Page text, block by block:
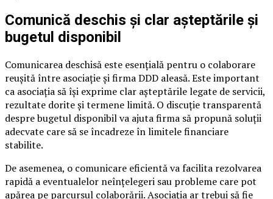
Comunică deschis și clar așteptările și
bugetul disponibil
Comunicarea deschisă este esențială pentru o colaborare
reușită între asociație și firma DDD aleasă. Este important
ca asociația să își exprime clar așteptările legate de servicii,
rezultate dorite și termene limită. O discuție transparentă
despre bugetul disponibil va ajuta firma să propună soluții
adecvate care să se încadreze în limitele financiare
stabilite.
De asemenea, o comunicare eficientă va facilita rezolvarea
rapidă a eventualelor neînțelegeri sau probleme care pot
apărea pe parcursul colaborării. Asociația ar trebui să fie